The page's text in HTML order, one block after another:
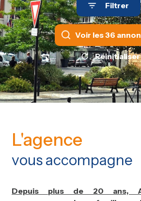
Filtrer
Voir les36
Réinitialiser
L'agence
vous accompagne
Depuis plus de 20 ans,